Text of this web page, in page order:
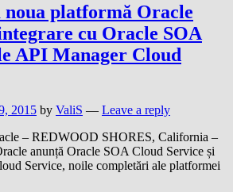
noua platformă Oracle
cu Oracle SOA
API Manager Cloud
2015 by ValiS — Leave a reply
– REDWOOD SHORES, California –
anunță Oracle SOA Cloud Service și
Service, noile completări ale platformei